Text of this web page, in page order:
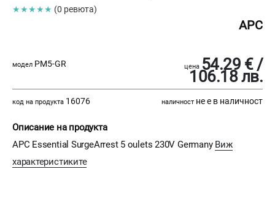
★★★★★ (0 ревюта)
APC
модел PM5-GR цена 54.29 € /
106.18 лв.
код на продукта 16076 наличност не е в наличност
Описание на продукта
APC Essential SurgeArrest 5 oulets 230V Germany Виж
характеристиките